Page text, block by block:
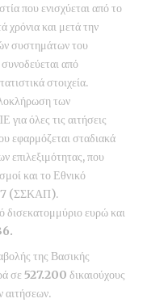
που ενισχύεται από το
χρόνια και μετά την
συστημάτων του
από
στοιχεία.
των
όλες τις αιτήσεις
εφαρμόζεται σταδιακά
επιλεξιμότητας, που
και το Εθνικό
(ΣΣΚΑΠ).
δισεκατομμύριο ευρώ και
της Βασικής
σε 527.200 δικαιούχους
αιτήσεων.